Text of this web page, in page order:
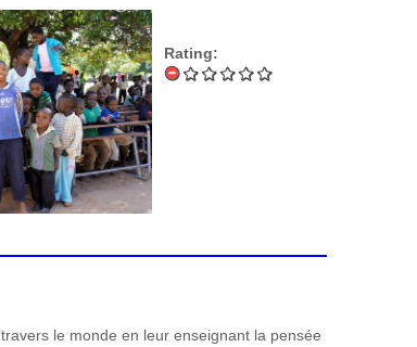
Rating:
le monde en leur enseignant la pensée